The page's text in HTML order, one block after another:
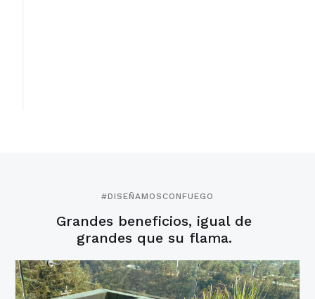
#DISEÑAMOSCONFUEGO
Grandes beneficios, igual de
grandes que su flama.